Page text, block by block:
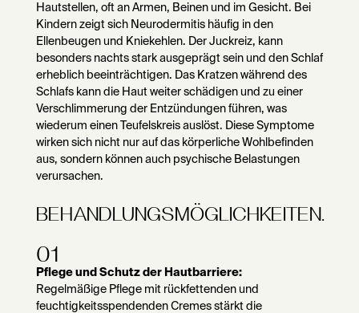
Hautstellen, oft an Armen, Beinen und im Gesicht. Bei
Kindern zeigt sich Neurodermitis häufig in den
Ellenbeugen und Kniekehlen. Der Juckreiz, kann
besonders nachts stark ausgeprägt sein und den Schlaf
erheblich beeinträchtigen. Das Kratzen während des
Schlafs kann die Haut weiter schädigen und zu einer
Verschlimmerung der Entzündungen führen, was
wiederum einen Teufelskreis auslöst. Diese Symptome
wirken sich nicht nur auf das körperliche Wohlbefinden
aus, sondern können auch psychische Belastungen
verursachen.
BEHANDLUNGSMÖGLICHKEITEN.
01
Pflege und Schutz der Hautbarriere:
Regelmäßige Pflege mit rückfettenden und
feuchtigkeitsspendenden Cremes stärkt die